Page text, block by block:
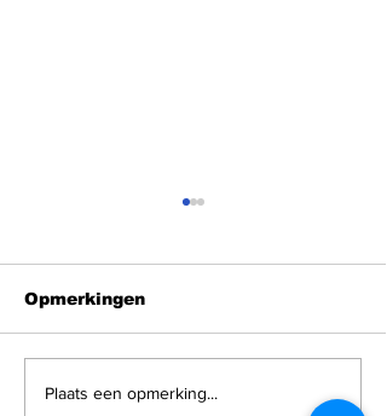
Shabbat Shalom
Opmerkingen
Plaats een opmerking...